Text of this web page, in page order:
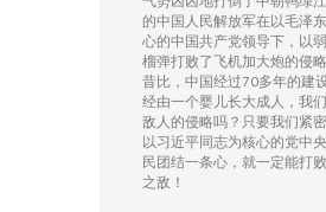
的中国人民解放军在以毛泽
心的中国共产党领导下，以
榴弹打败了飞机加大炮的侵
昔比，中国经过70多年的建
经由一个婴儿长大成人，我
敌人的侵略吗？只要我们紧
以习近平同志为核心的党中
民团结一条心，就一定能打
之敌！